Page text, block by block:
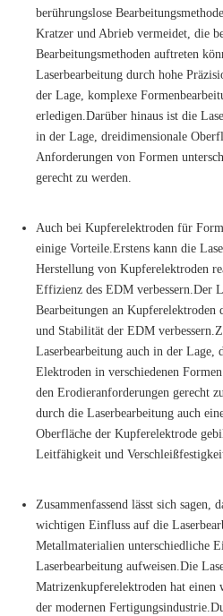
berührungslose
Kratzer und Abrieb vermeidet, die
Bearbeitungsmethoden auftreten
Laserbearbeitung durch hohe
der Lage, komplexe
erledigen.Darüber hinaus ist die
in der Lage, dreidimensionale
Anforderungen von Formen
gerecht zu werden.
Auch bei Kupferelektroden für
einige Vorteile.Erstens kann die
Herstellung von Kupferelektroden
Effizienz des EDM verbessern.Der
Bearbeitungen an Kupferelektroden
und Stabilität der EDM
Laserbearbeitung auch in der Lage,
Elektroden in verschiedenen
den Erodieranforderungen gerecht
durch die Laserbearbeitung auch
Oberfläche der Kupferelektrode
Leitfähigkeit und
Zusammenfassend lässt sich sagen,
wichtigen Einfluss auf die
Metallmaterialien unterschiedliche
Laserbearbeitung aufweisen.Die
Matrizenkupferelektroden hat einen
der modernen